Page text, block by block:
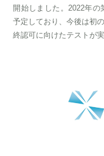
開始しました。2022年
予定しており、今後は初
終認可に向けたテストが